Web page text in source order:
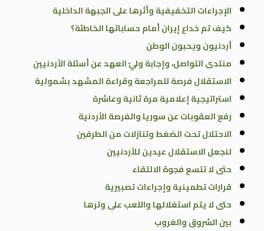
الإجراءات التخفيفية وأثرها على الجبهة الداخلية
كيف تم خداع إيران أمام حساباتها الخاطئة؟
أردنيون ويحبون الوطن
منتدى التواصل، وإجابة وليّ العهد عن أسئلة الأردنيين
الاستقلال فرصة للمراجعة وقراءة المشهد بشمولية
استراتيجية إعلامية مرة ثانية وعاشرة
رفع العقوبات عن سوريا والفرصة الأردنية
الاحتلال تحت الضغط وتنازلات من الطرفين
لنجعل الاستقلال عيدين للأردنيين
حتى لا تتسع فجوة الالتقاء
قرارات تطمينية وإجراءات تصبيرية
حتى لا يتم استغلالها واللعب على وترها
بين الشروق والغروب